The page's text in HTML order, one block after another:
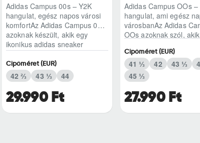
Adidas Campus 00s – Y2K
hangulat, egész napos városi
komfortAz Adidas Campus 00s
azoknak készült, akik egy
ikonikus adidas sneaker
karakterét keresik,..
29.990 Ft
Cipőméret (EUR)
42 ⅔ 43 ⅓ 44
Adidas Campus OOs –
hangulat, ami egész
városbanAz Adidas
OOs azoknak szól,
modern, kétezres ..
27.990 Ft
Cipőméret (EUR)
41 ⅓ 42 43 ⅓
45 ⅓